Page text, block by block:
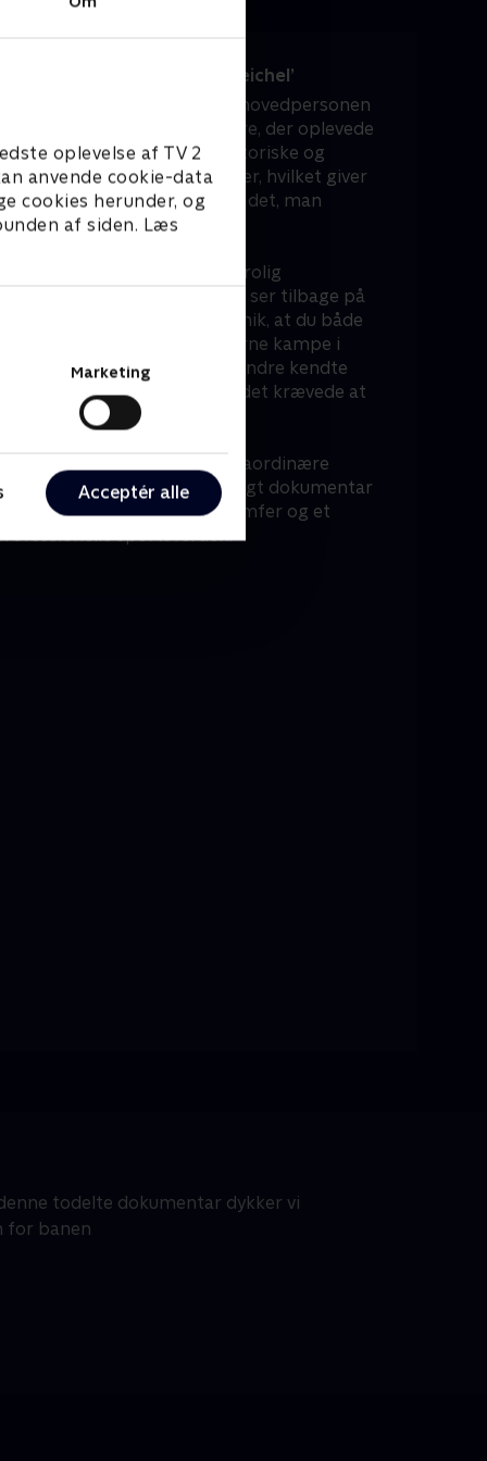
oplevelse af TV 2
anvende cookie-data
cookies herunder, og
af siden. Læs
Marketing
Acceptér alle
private historier i ‘Schmeichel’
række ærlige interviews med hovedpersonen
og modstandere, der oplevede
formår at balancere de historiske og
dybe, personlige samtaler, hvilket giver
af Peter Schmeichel end det, man
er Peter Schmeichel selv utrolig
ikke fingre imellem, når han ser tilbage på
en stærk dynamik, at du både
banen og hører om de interne kampe i
kan du også møde andre kendte
som sætter ord på, hvad det krævede at
dansker.
og portrætter af ekstraordinære
plet. Det er en oplagt dokumentar
historien bag de største triumfer og et
sportsverden.
todelte dokumentar dykker vi
for banen